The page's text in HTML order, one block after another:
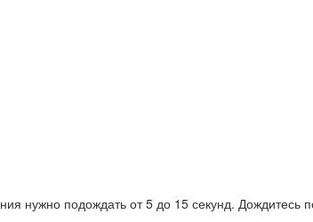
нужно подождать от 5 до 15 секунд. Дождитесь